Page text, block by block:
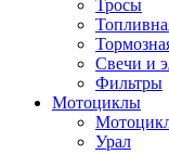
Тросы
Свечи и
Фильтры
Мотоциклы
Урал